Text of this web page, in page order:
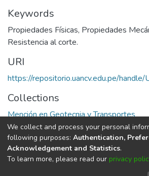
Keywords
Propiedades Físicas, Propiedades
Resistencia al corte.
URI
https://repositorio.uancv.edu.pe/
Collections
Mención en Geotecnia y Transportes
Full item page
DSpace softwarecopyright ©
We collect and process your personal
following purposes: Authentication,
Acknowledgement and Statistics.
To learn more, please read our privacy